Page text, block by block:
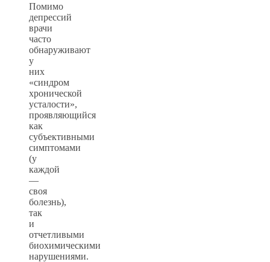
Помимо
депрессий
врачи
часто
обнаруживают
у
них
«синдром
хронической
усталости»,
проявляющийся
как
субъективными
симптомами
(у
каждой
—
своя
болезнь),
так
и
отчетливыми
биохимическими
нарушениями.